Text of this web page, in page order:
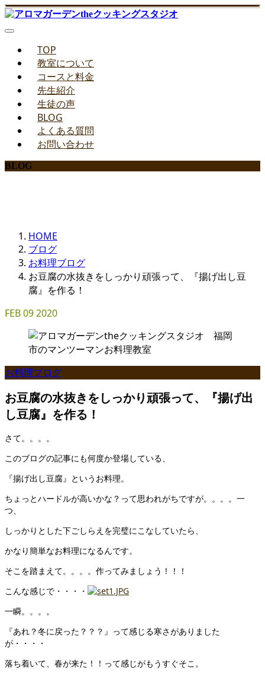
TOP
教室について
コースと料金
先生紹介
生徒の声
BLOG
よくある質問
お問い合わせ
BLOG
HOME
ブログ
お料理ブログ
お豆腐の水抜きをしっかり頑張って、『揚げ出し豆
腐』を作る！
FEB092020
お料理ブログ
お豆腐の水抜きをしっかり頑張って、『揚げ出
し豆腐』を作る！
さて。。。。
このブログの記事にも何度か登場している、
『揚げ出し豆腐』というお料理。
ちょっとハードルが高いかな？って思われがちですが。。。。一
つ、
しっかりとした下ごしらえを完璧にこなしていたら、
かなり簡単なお料理になるんです。
そこを踏まえて。。。。作ってみましょう！！！
こんな感じで・・・・
一瞬。。。。
『あれ？冬に戻った？？？』って感じる寒さがありました
が・・・・
落ち着いて、春が来た！！って感じがもうすぐそこ。